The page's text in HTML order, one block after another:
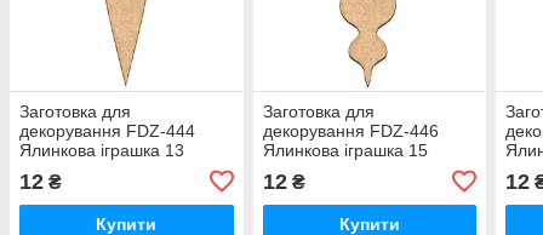
Заготовка для
декорування FDZ-444
Ялинкова іграшка 13
12 ₴
Купити
Заготовка для
декорування FDZ-446
Ялинкова іграшка 15
12₴
Купити
12